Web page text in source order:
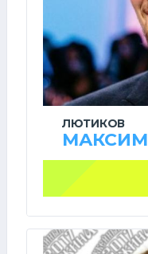
ЛЮТИКОВ
МАКСИМ